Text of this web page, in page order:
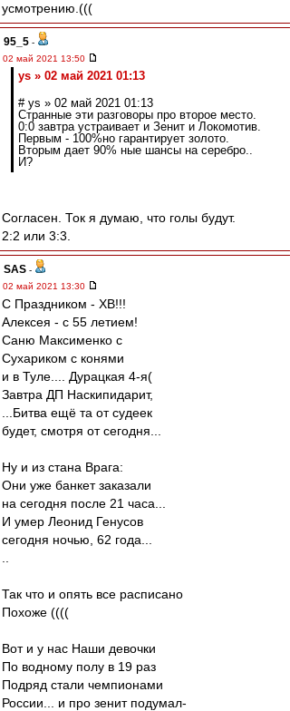
усмотрению.(((
95_5 -
02 май 2021 13:50
ys » 02 май 2021 01:13
# ys » 02 май 2021 01:13
Странные эти разговоры про второе место.
0:0 завтра устраивает и Зенит и Локомотив.
Первым - 100%но гарантирует золото.
Вторым дает 90% ные шансы на серебро..
И?
Согласен. Ток я думаю, что голы будут.
2:2 или 3:3.
SAS -
02 май 2021 13:30
С Праздником - ХВ!!!
Алексея - с 55 летием!
Саню Максименко с
Сухариком с конями
и в Туле.... Дурацкая 4-я(
Завтра ДП Наскипидарит,
...Битва ещё та от судеек
будет, смотря от сегодня...
Ну и из стана Врага:
Они уже банкет заказали
на сегодня после 21 часа...
И умер Леонид Генусов
сегодня ночью, 62 года...
Так что и опять все расписано
Похоже ((((
Вот и у нас Наши девочки
По водному полу в 19 раз
Подряд стали чемпионами
России... и про зенит подумал-